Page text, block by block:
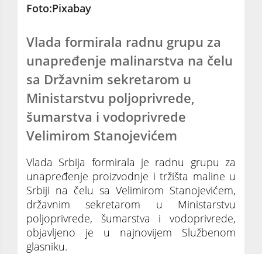
Foto:Pixabay
Vlada formirala radnu grupu za
unapređenje malinarstva na čelu
sa Državnim sekretarom u
Ministarstvu poljoprivrede,
šumarstva i vodoprivrede
Velimirom Stanojevićem
Vlada Srbija formirala je radnu grupu za
unapređenje proizvodnje i tržišta maline u
Srbiji na čelu sa Velimirom Stanojevićem,
državnim sekretarom u Ministarstvu
poljoprivrede, šumarstva i vodoprivrede,
objavljeno je u najnovijem Službenom
glasniku.